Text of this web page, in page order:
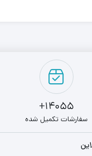
14055+
سفارشات تکمیل شده